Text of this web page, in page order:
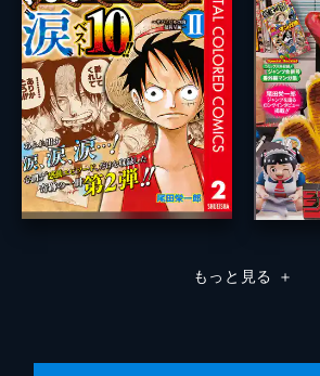
もっと見る ＋